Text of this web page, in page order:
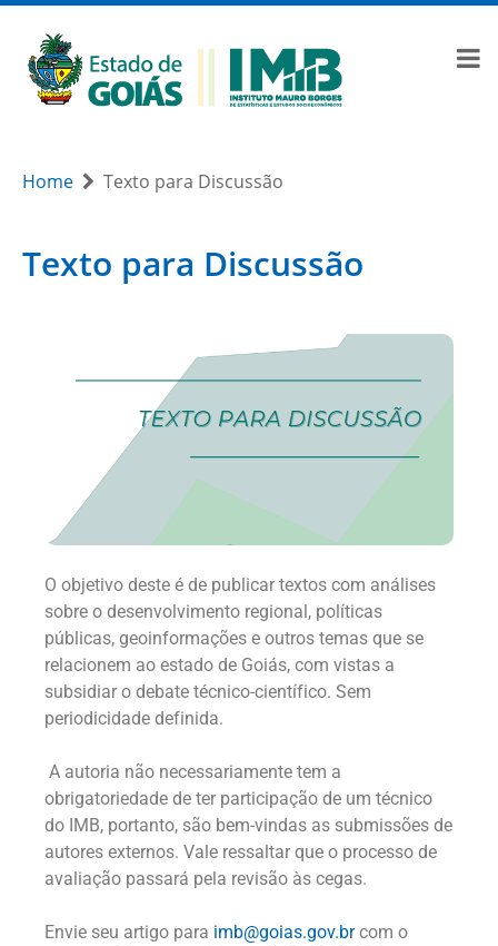
Home Texto para Discussão
Texto para Discussão
O objetivo deste é de publicar textos com análises
sobre o desenvolvimento regional, políticas
públicas, geoinformações e outros temas que se
relacionem ao estado de Goiás, com vistas a
subsidiar o debate técnico-científico. Sem
periodicidade definida.
A autoria não necessariamente tem a
obrigatoriedade de ter participação de um técnico
do IMB, portanto, são bem-vindas as submissões de
autores externos. Vale ressaltar que o processo de
avaliação passará pela revisão às cegas.
Envie seu artigo para imb@goias.gov.brcom o